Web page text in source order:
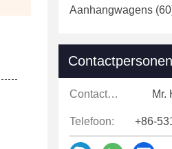
Aanhangwagens
Contactpersonen
Contactpersonen: Mr.
Telefoon: +86-